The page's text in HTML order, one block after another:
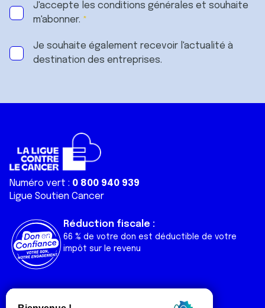
J'accepte les conditions générales et souhaite
m'abonner.
Je souhaite également recevoir l'actualité à
destination des entreprises.
Numéro vert : 0 800 940 939
Ligue Soutien Cancer
Réduction fiscale :
66 % de votre don est déductible de votre
impôt sur le revenu
Liens utiles